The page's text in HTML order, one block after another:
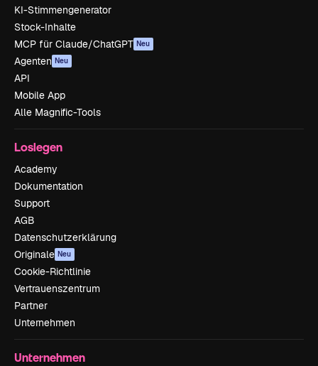
KI-Stimmengenerator
Stock-Inhalte
MCP für Claude/ChatGPT Neu
Agenten Neu
API
Mobile App
Alle Magnific-Tools
Loslegen
Academy
Dokumentation
Support
AGB
Datenschutzerklärung
Originale Neu
Cookie-Richtlinie
Vertrauenszentrum
Partner
Unternehmen
Unternehmen